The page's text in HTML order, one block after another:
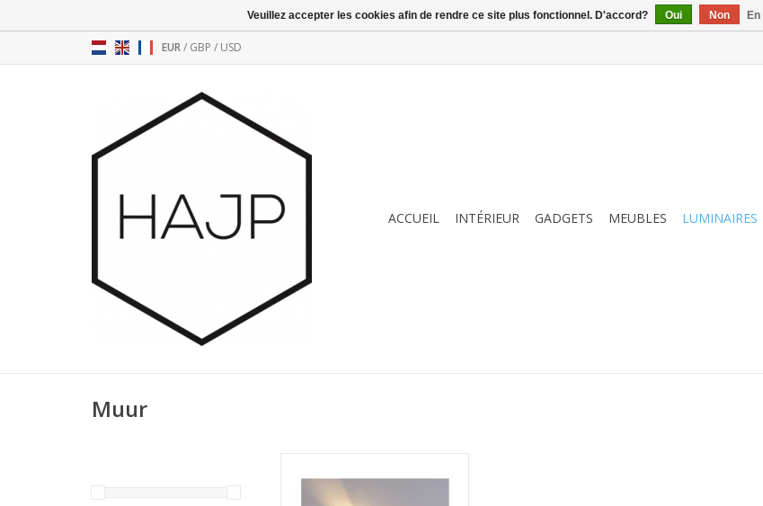
EUR/ GBP / USD
ACCUEIL INTÉRIEUR GADGETS MEUBLES LUMINAIRES
Muur
impeccable, Heart Lamp est
parfaite pour les romantiques
Veuillez accepter les cookies afin de rendre ce site plus fonctionnel. D'accord? Oui Non